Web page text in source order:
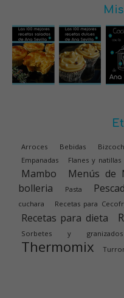
Arroces Bebidas
Empanadas Flanes y natillas
Mambo Menús de
bolleria
Pasta
cuchara
Recetas para
Recetas para dieta
Sorbetes y granizados
Thermomix